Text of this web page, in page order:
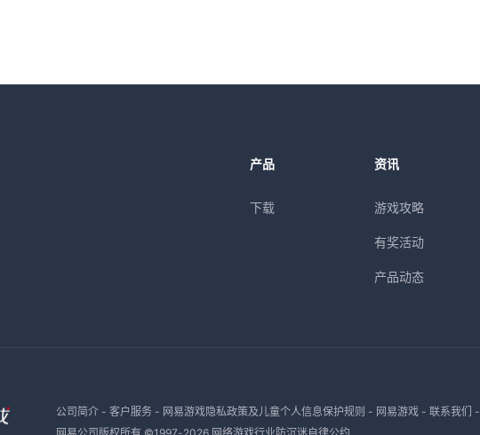
产品
下载
资讯
游戏攻略
有奖活动
产品动态
公司简介- 客户服务- 网易游戏隐私政策及儿童个人信息保护规则 - 网易游戏- 联系我们 -